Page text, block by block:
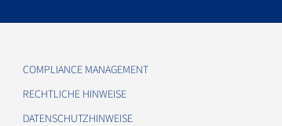
COMPLIANCE MANAGEMENT
RECHTLICHE HINWEISE
DATENSCHUTZHINWEISE